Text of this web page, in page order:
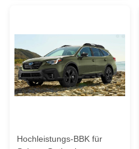
Hochleistungs-BBK für